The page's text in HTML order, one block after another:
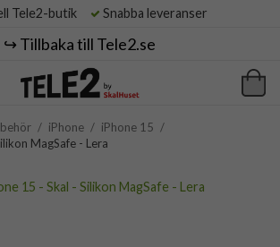
Tele2-butik Snabba leveranser
↪️ Tillbaka till Tele2.se
/ iPhone / iPhone 15 /
MagSafe - Lera